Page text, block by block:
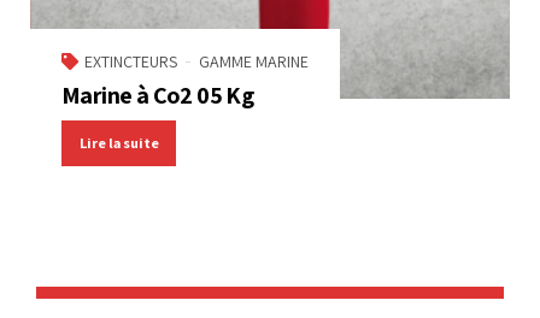
EXTINCTEURS GAMME MARINE
Marine à Co2 05 Kg
Lire la suite